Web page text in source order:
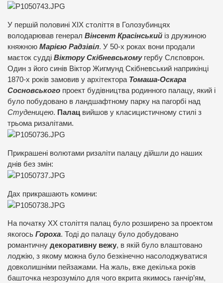
У першій половині ХІХ століття в Голозубинцях
володарював генерал Вінсент Красінський із дружиною
княжною Марією Радзівіл. У 50-х роках вони продали
маєток судді Віктору Скібневському гербу Слєповрон.
Один з його синів Віктор Жигмунд Скібневський наприкінці
1870-х років замовив у архітектора Томаша-Оскара
Сосновського проект будівництва родинного палацу, який і
було побудовано в ландшафтному парку на пагорбі над
Студеницею. Палац вийшов у класицистичному стилі з
трьома ризалітами.
Прикрашені волютами ризаліти палацу дійшли до наших
днів без змін:
Дах прикрашають комини:
На початку ХХ століття палац було розширено за проектом
якогось Гороха. Тоді до палацу було добудовано
романтичну декоративну вежу, в якій було влаштовано
лоджію, з якому можна було безкінечно насолоджуватися
довколишніми пейзажами. На жаль, вже декілька років
башточка незрозуміло для чого вкрита якимось ганчір’ям,